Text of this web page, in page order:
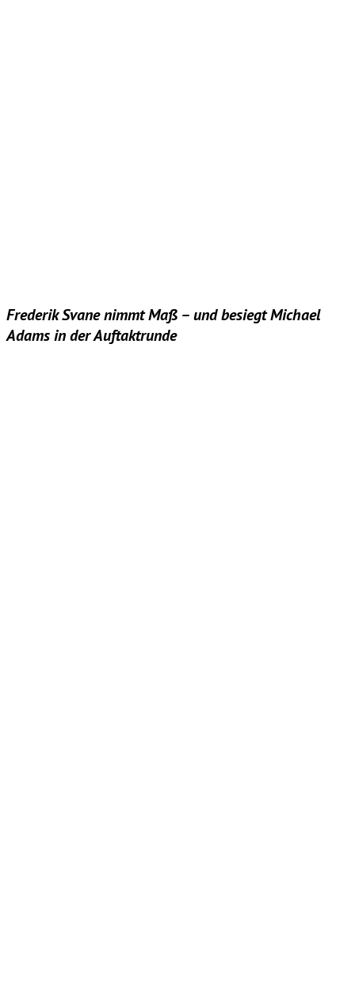
Frederik Svane nimmt Maß – und besiegt Michael
Adams in der Auftaktrunde